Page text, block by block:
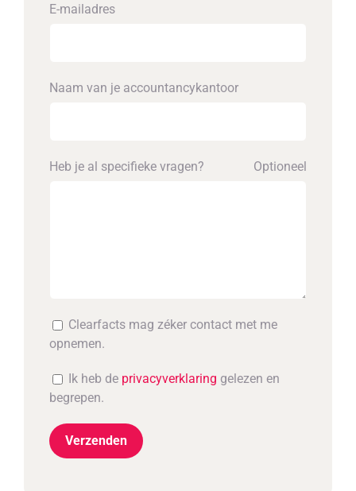
E-mailadres
Naam van je accounta­ncykantoor
Heb je al specifieke vragen? Optioneel
Clearfacts mag zéker contact met me
opnemen.
Ik heb de privacyverklaring gelezen en
begrepen.